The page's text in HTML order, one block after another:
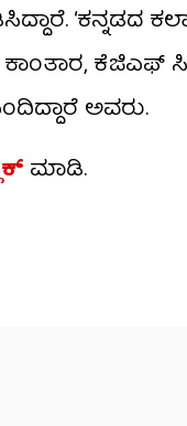
‘ಕನ್ನಡದ
ಕೆಜಿಎಫ್
ಅವರು.
ಮಾಡಿ.